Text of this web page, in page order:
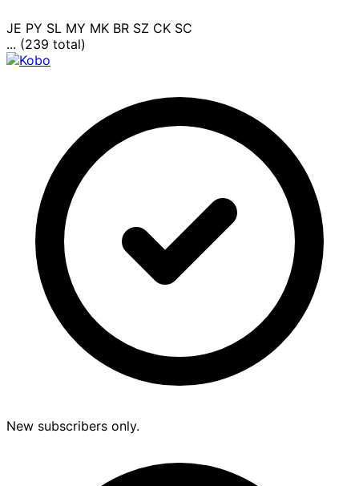
JE PY SL MY MK BR SZ CK SC
... (239 total)
New subscribers only.